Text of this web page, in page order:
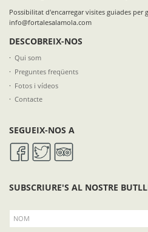
Possibilitat d'encarregar visites guiades per
info@fortalesalamola.com
DESCOBREIX-NOS
Qui som
Preguntes freqüents
Fotos i vídeos
Contacte
SEGUEIX-NOS A
SUBSCRIURE'S AL NOSTRE
NOM